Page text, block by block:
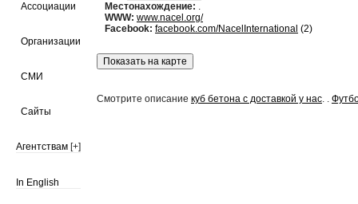
Ассоциации
Организации
СМИ
Сайты
Агентствам [+]
In English
Местонахождение: .
WWW: www.nacel.org/
Facebook: facebook.com/NacelInternational (2)
Смотрите описание куб бетона с доставкой у нас. .